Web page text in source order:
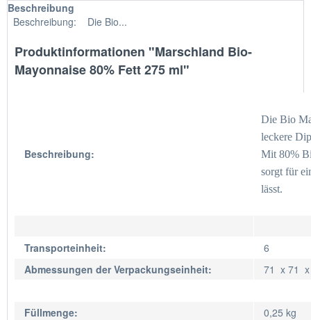
Beschreibung
Beschreibung: Die Bio...
Produktinformationen "Marschland Bio-
Mayonnaise 80% Fett 275 ml"
Beschreibung:
Die Bio
leckere
Mit 80%
sorgt für
lässt.
Transporteinheit:
6
Abmessungen der Verpackungseinheit:
71 x 71
Füllmenge:
0,25 kg